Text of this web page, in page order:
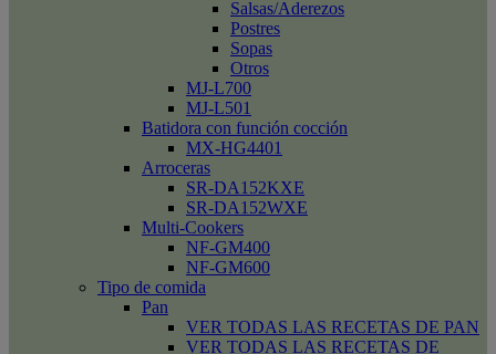
Salsas/Aderezos
Postres
Sopas
Otros
MJ-L700
MJ-L501
Batidora con función cocción
MX-HG4401
Arroceras
SR-DA152KXE
SR-DA152WXE
Multi-Cookers
NF-GM400
NF-GM600
Tipo de comida
Pan
VER TODAS LAS RECETAS DE PAN
VER TODAS LAS RECETAS DE